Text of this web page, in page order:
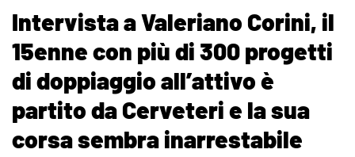
Intervista a Valeriano Corini, il
15enne con più di 300 progetti
di doppiaggio all’attivo è
partito da Cerveteri e la sua
corsa sembra inarrestabile